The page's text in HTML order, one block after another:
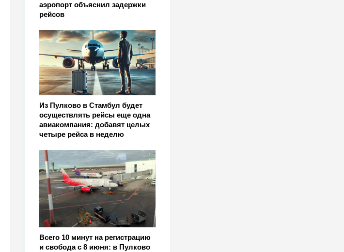
аэропорт объяснил задержки
рейсов
Из Пулково в Стамбул будет
осуществлять рейсы еще одна
авиакомпания: добавят целых
четыре рейса в неделю
Всего 10 минут на регистрацию
и свобода с 8 июня: в Пулково